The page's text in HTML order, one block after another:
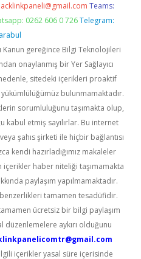
Teams:
0262 606 0 726 Telegram:
Kanun gereğince Bilgi Teknolojileri
onaylanmış bir Yer Sağlayıcı
sitedeki içerikleri proaktif
bulunmamaktadır.
sorumluluğunu taşımakta olup,
kabul etmiş sayılırlar. Bu internet
şahıs şirketi ile hiçbir bağlantısı
kendi hazırladığımız makaleler
içerikler haber niteliği taşımamakta
paylaşım yapılmamaktadır.
tamamen tesadüfidir.
ücretsiz bir bilgi paylaşım
aykırı olduğunu
içerikler yasal süre içerisinde